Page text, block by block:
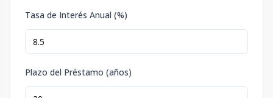
Tasa de Interés Anual (%)
Plazo del Préstamo (años)